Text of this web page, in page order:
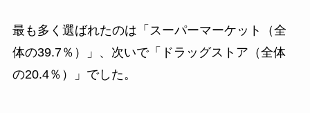
最も多く選ばれたのは「スーパーマーケット（全
体の39.7％）」、次いで「ドラッグストア（全体
の20.4％）」でした。